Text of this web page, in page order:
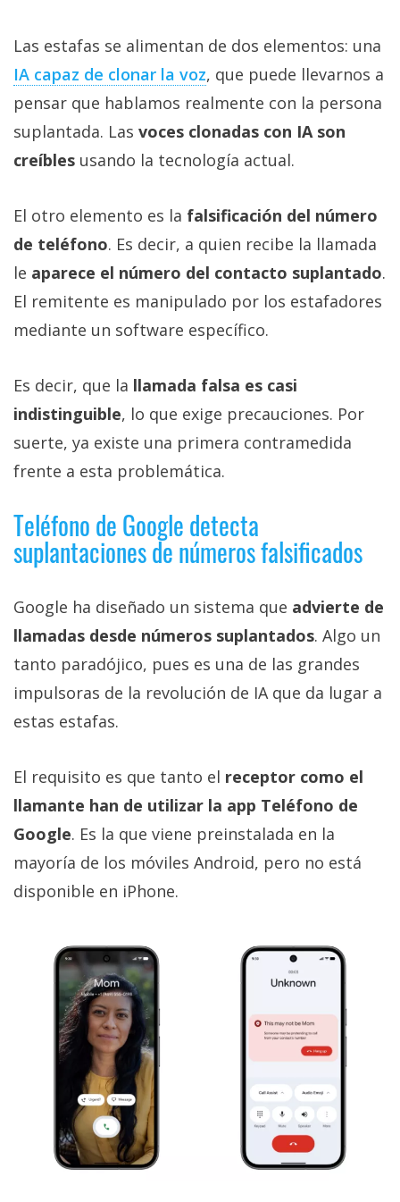
Las estafas se alimentan de dos elementos: una
IA capaz de clonar la voz‎, que puede llevarnos a
pensar que hablamos realmente con la persona
suplantada. Las voces clonadas con IA son
creíbles usando la tecnología actual.
El otro elemento es la falsificación del número
de teléfono. Es decir, a quien recibe la llamada
le aparece el número del contacto suplantado.
El remitente es manipulado por los estafadores
mediante un software específico.
Es decir, que la llamada falsa es casi
indistinguible, lo que exige precauciones. Por
suerte, ya existe una primera contramedida
frente a esta problemática.
Teléfono de Google detecta
suplantaciones de números falsificados
Google ha diseñado un sistema que advierte de
llamadas desde números suplantados. Algo un
tanto paradójico, pues es una de las grandes
impulsoras de la revolución de IA que da lugar a
estas estafas.
El requisito es que tanto el receptor como el
llamante han de utilizar la app Teléfono de
Google. Es la que viene preinstalada en la
mayoría de los móviles Android, pero no está
disponible en iPhone.